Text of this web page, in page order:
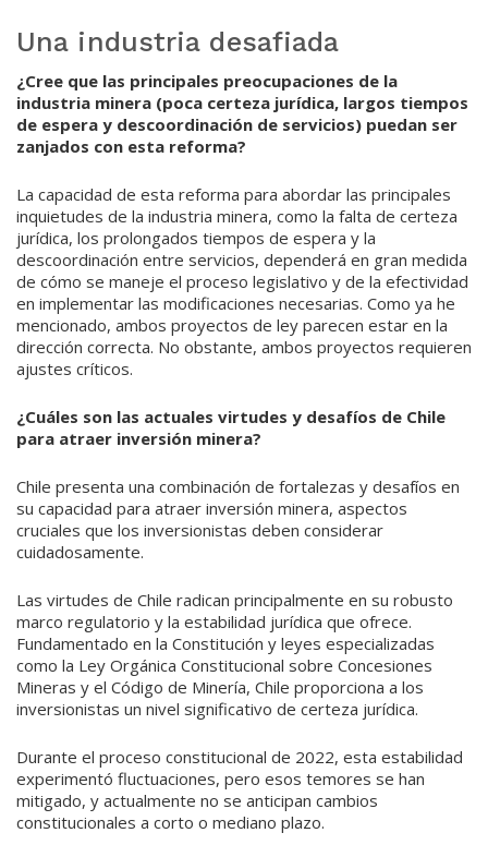
Una industria desafiada
¿Cree que las principales preocupaciones de la
industria minera (poca certeza jurídica, largos tiempos
de espera y descoordinación de servicios) puedan ser
zanjados con esta reforma?
La capacidad de esta reforma para abordar las principales
inquietudes de la industria minera, como la falta de certeza
jurídica, los prolongados tiempos de espera y la
descoordinación entre servicios, dependerá en gran medida
de cómo se maneje el proceso legislativo y de la efectividad
en implementar las modificaciones necesarias. Como ya he
mencionado, ambos proyectos de ley parecen estar en la
dirección correcta. No obstante, ambos proyectos requieren
ajustes críticos.
¿Cuáles son las actuales virtudes y desafíos de Chile
para atraer inversión minera?
Chile presenta una combinación de fortalezas y desafíos en
su capacidad para atraer inversión minera, aspectos
cruciales que los inversionistas deben considerar
cuidadosamente.
Las virtudes de Chile radican principalmente en su robusto
marco regulatorio y la estabilidad jurídica que ofrece.
Fundamentado en la Constitución y leyes especializadas
como la Ley Orgánica Constitucional sobre Concesiones
Mineras y el Código de Minería, Chile proporciona a los
inversionistas un nivel significativo de certeza jurídica.
Durante el proceso constitucional de 2022, esta estabilidad
experimentó fluctuaciones, pero esos temores se han
mitigado, y actualmente no se anticipan cambios
constitucionales a corto o mediano plazo.